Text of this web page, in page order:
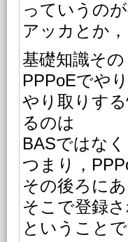
っていうの
アッカとか
基礎知識そ
PPPoEでや
やり取りす
るのは
BASではな
つまり，
その後ろに
そこで登録
ということで